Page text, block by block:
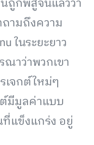
ถูกพิสูจน์แล้วว่า
ามถึงความ
ในระยะยาว
าว่าพวกเขา
เจกต์ใหม่ๆ
มีมูลค่าแบบ
แข็งแกร่ง อยู่